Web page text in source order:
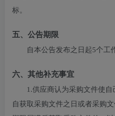
标。
五、公告期限
自本公告发布之日起5个工
六、其他补充事宜
1.供应商认为采购文件使
自获取采购文件之日或者采购